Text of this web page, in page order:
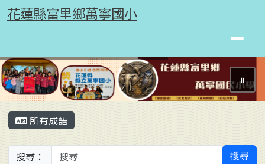
跳至主內容區
花蓮縣富里鄉萬寧國小
花蓮縣富里鄉萬寧國小
⏸
主內容區域
所有成語
搜尋： 搜尋
頁尾區域